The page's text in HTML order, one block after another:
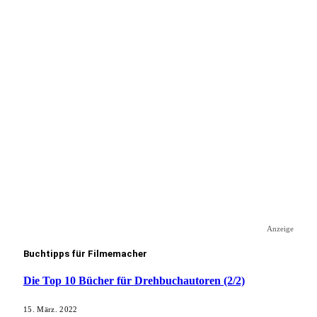
Anzeige
Buchtipps für Filmemacher
Die Top 10 Bücher für Drehbuchautoren (2/2)
15. März. 2022